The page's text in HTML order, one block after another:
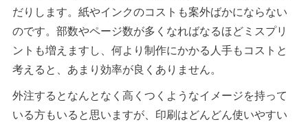
だりします。紙やインクのコストも案外ばかにならない
のです。部数やページ数が多くなればなるほどミスプリ
ントも増えますし、何より制作にかかる人手もコストと
考えると、あまり効率が良くありません。
外注するとなんとなく高くつくようなイメージを持って
いる方もいると思いますが、印刷はどんどん使いやすい